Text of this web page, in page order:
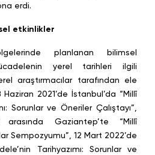
erdi.
etkinlikler
planlanan bilimsel
yerel tarihleri ilgili
araştırmacılar tarafından ele
2021’de İstanbul’da “Millî
Sorunlar ve Öneriler Çalıştayı”,
Gaziantep’te “Millî
Sempozyumu”, 12 Mart 2022’de
Tarihyazımı: Sorunlar ve